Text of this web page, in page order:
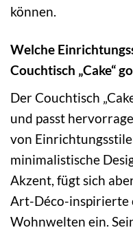
können.
Welche
Couchtisch „Cake“
Der Couchtisch
und passt
von
minimalistische
Akzent, fügt sich
Art-Déco-inspirierte
Wohnwelten ein.